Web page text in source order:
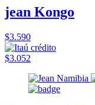
jean Kongo
$3.590
$3.052